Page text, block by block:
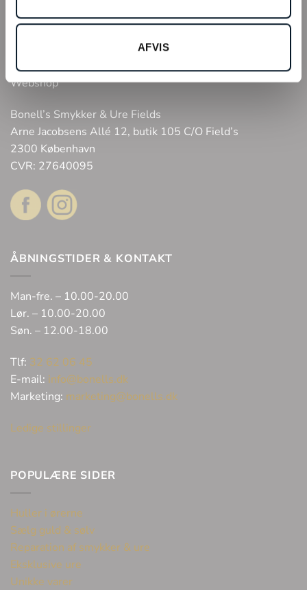
AFVIS
INFO
Fysisk butik
Webshop
Bonell’s Smykker & Ure Fields
Arne Jacobsens Allé 12, butik 105 C/O Field’s
2300 København
CVR: 27640095
ÅBNINGSTIDER & KONTAKT
Man-fre. – 10.00-20.00
Lør. – 10.00-20.00
Søn. – 12.00-18.00
Tlf: 32 62 06 45
E-mail: info@bonells.dk
Marketing: marketing@bonells.dk
Ledige stillinger
POPULÆRE SIDER
Huller i ørerne
Sælg guld & sølv
Reparation af smykker & ure
Eksklusive ure
Unikke varer